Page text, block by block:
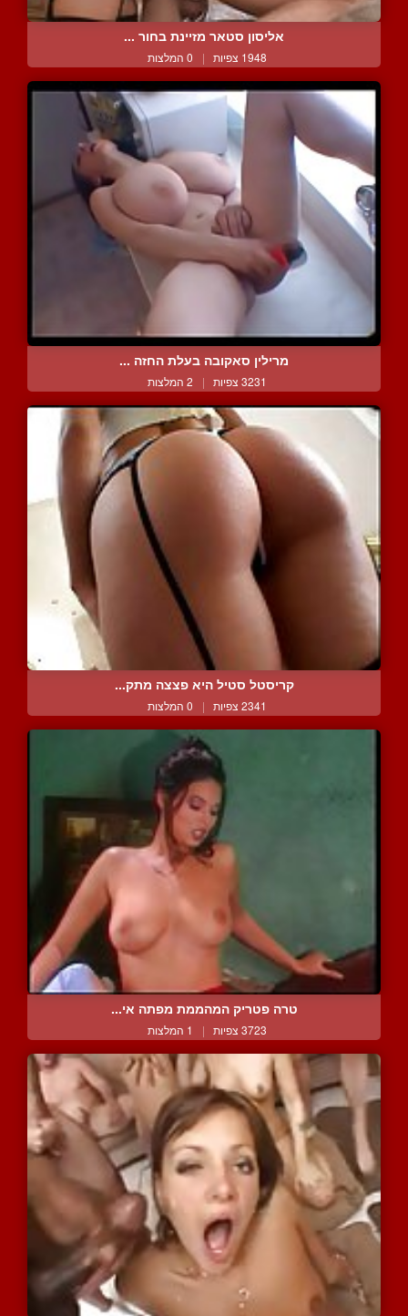
אליסון סטאר מזיינת בחור ...
1948 צפיות | 0 המלצות
מרילין סאקובה בעלת החזה ...
3231 צפיות | 2 המלצות
קריסטל סטיל היא פצצה מתק...
2341 צפיות | 0 המלצות
טרה פטריק המהממת מפתה אי...
3723 צפיות | 1 המלצות